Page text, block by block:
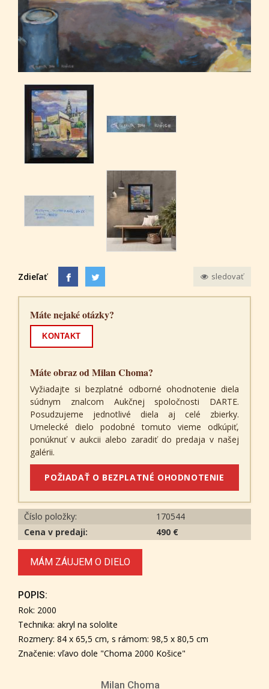
Zdieľať sledovať
Máte nejaké otázky?
KONTAKT
Máte obraz od Milan Choma?
Vyžiadajte si bezplatné odborné ohodnotenie diela
súdnym znalcom Aukčnej spoločnosti DARTE.
Posudzujeme jednotlivé diela aj celé zbierky.
Umelecké dielo podobné tomuto vieme odkúpiť,
ponúknuť v aukcii alebo zaradiť do predaja v našej
galérii.
POŽIADAŤ O BEZPLATNÉ OHODNOTENIE
Číslo položky:
170544
Cena v predaji:
490 €
MÁM ZÁUJEM O DIELO
POPIS:
Rok: 2000
Technika: akryl na sololite
Rozmery: 84 x 65,5 cm, s rámom: 98,5 x 80,5 cm
Značenie: vľavo dole "Choma 2000 Košice"
Milan Choma